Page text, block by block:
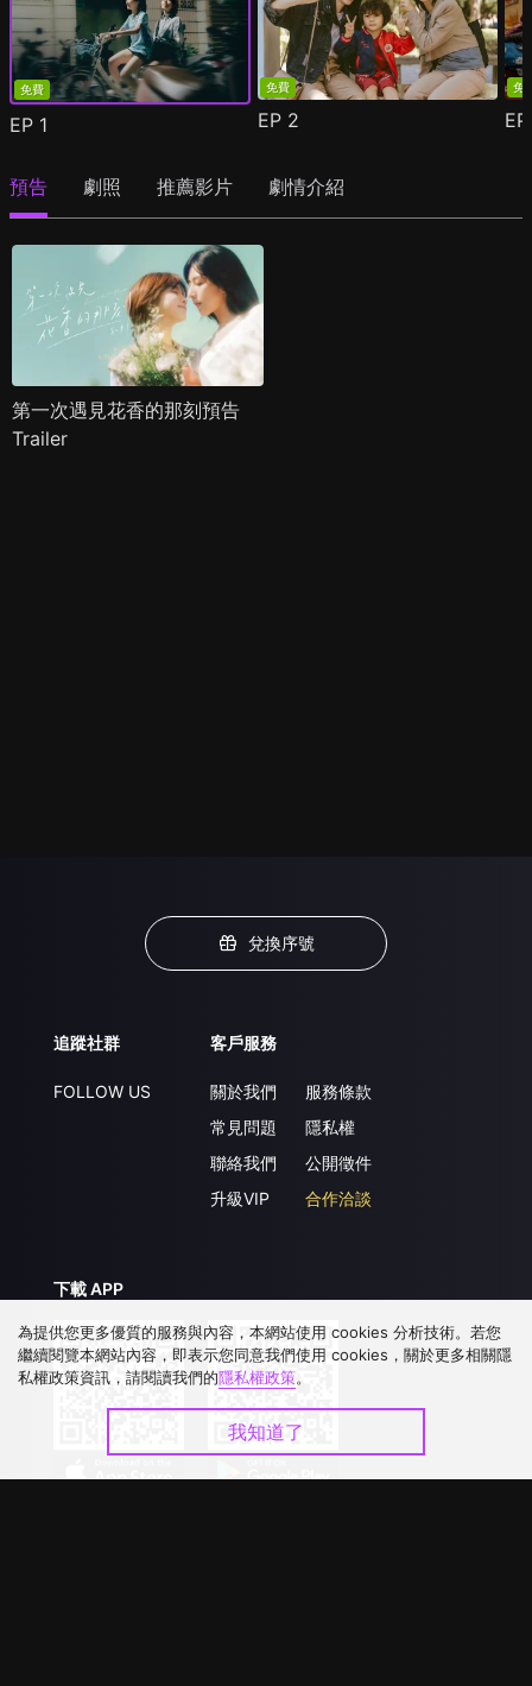
免費
EP 1
免費
EP 2
免
預告 劇照 推薦影片 劇情介紹
第一次遇見花香的那刻預告
Trailer
兌換序號
追蹤社群
FOLLOW US
客戶服務
關於我們
常見問題
聯絡我們
升級VIP
服務條款
隱私權
公開徵件
合作洽談
下載 APP
為提供您更多優質的服務與內容，本網站使用 cookies 分析技術。若您
繼續閱覽本網站內容，即表示您同意我們使用 cookies，關於更多相關隱
私權政策資訊，請閱讀我們的隱私權政策。
我知道了